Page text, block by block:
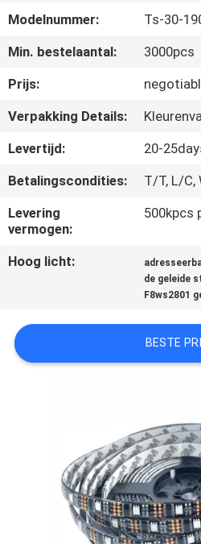
CONTACTEER
ONS
OM EEN
CITAAT
SITEMAP
PRIVACY
POLICY
Modelnummer:
Ts-30-
Min. bestelaantal:
3000pcs
Prijs:
Verpakking Details:
Levertijd:
20-
Betalingscondities:
T/T, L/C,
Levering
vermogen:
500kpcs
Hoog licht:
de geleide
F8ws2801
BESTE